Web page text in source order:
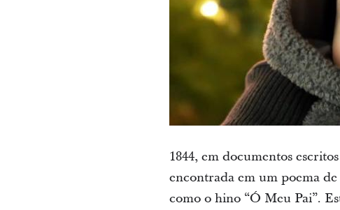
1844, em documentos
encontrada em um poema
como o hino “Ó Meu Pai”.